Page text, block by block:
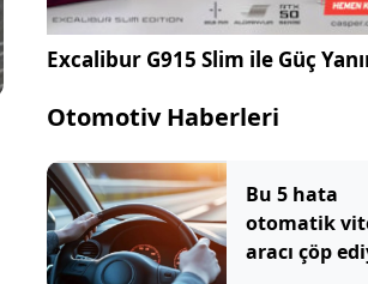
Excalibur G915 Slim ile Güç
Otomotiv Haberleri
Bu 5 hata
otomatik
aracı çöp